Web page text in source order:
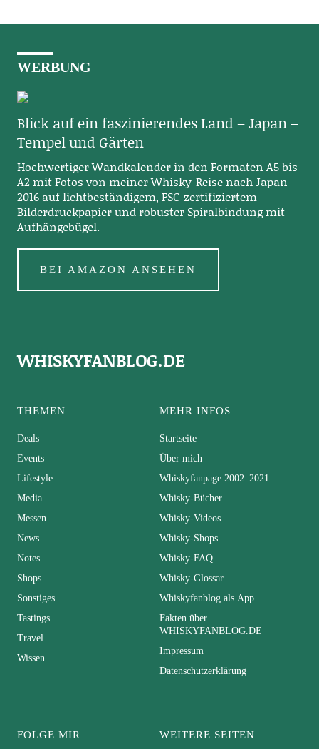
WERBUNG
Blick auf ein faszinierendes Land – Japan –
Tempel und Gärten
Hochwertiger Wandkalender in den Formaten A5 bis
A2 mit Fotos von meiner Whisky-Reise nach Japan
2016 auf lichtbeständigem, FSC-zertifiziertem
Bilderdruckpapier und robuster Spiralbindung mit
Aufhängebügel.
BEI AMAZON ANSEHEN
WHISKYFANBLOG.DE
THEMEN
Deals
Events
Lifestyle
Media
Messen
News
Notes
Shops
Sonstiges
Tastings
Travel
Wissen
MEHR INFOS
Startseite
Über mich
Whiskyfanpage 2002–2021
Whisky-Bücher
Whisky-Videos
Whisky-Shops
Whisky-FAQ
Whisky-Glossar
Whiskyfanblog als App
Fakten über
WHISKYFANBLOG.DE
Impressum
Datenschutzerklärung
FOLGE MIR WEITERE SEITEN